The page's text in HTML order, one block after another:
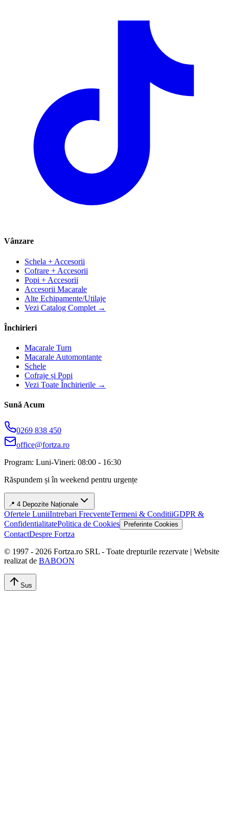
Vânzare
Schela + Accesorii
Cofrare + Accesorii
Popi + Accesorii
Accesorii Macarale
Alte Echipamente/Utilaje
Vezi Catalog Complet →
Închirieri
Macarale Turn
Macarale Automontante
Schele
Cofraje și Popi
Vezi Toate Închirierile →
Sună Acum
0269 838 450
office@fortza.ro
Program: Luni-Vineri: 08:00 - 16:30
Răspundem și în weekend pentru urgențe
📍 4 Depozite Naționale
Ofertele LuniiIntrebari FrecventeTermeni & ConditiiGDPR &
ConfidentialitatePolitica de Cookies Preferinte Cookies
ContactDespre Fortza
© 1997 - 2026 Fortza.ro SRL - Toate drepturile rezervate | Website
realizat de BABOON
Sus